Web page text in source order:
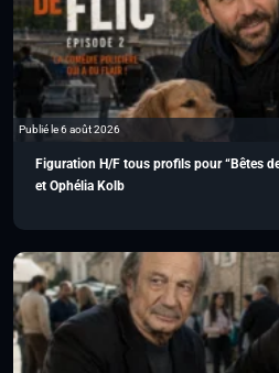
Publié le 6 août 2026
Figuration H/F tous profils pour “Bêtes
et Ophélia Kolb